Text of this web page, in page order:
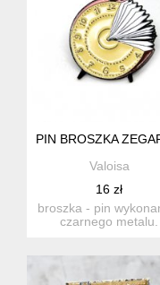
PIN BROSZKA
Valoisa
16 zł
broszka - pin
czarnego metalu.